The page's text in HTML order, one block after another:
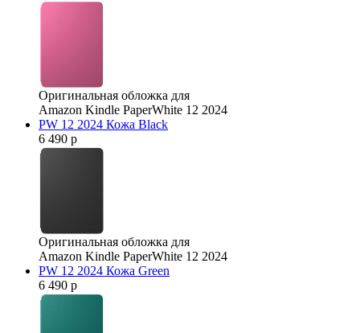
Оригинальная обложка для
Amazon Kindle PaperWhite 12 2024
PW 12 2024 Кожа Black
6 490 р
Оригинальная обложка для
Amazon Kindle PaperWhite 12 2024
PW 12 2024 Кожа Green
6 490 р